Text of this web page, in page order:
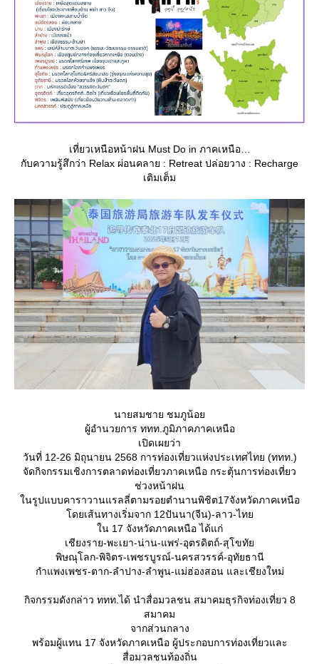
เที่ยวเหนือหน้าฝน Must Do in ภาคเหนือ
กับความรู้สึกว่า Relax ผ่อนคลาย : Retreat ปล่อยวาง : Recharge
เติมเต็ม
นายสมชาย ชมภูน้อ
ผู้อำนวยการ ททท.ภูมิภาคภาคเหนือ
เปิดเผยว่า
วันที่ 12-26 มิถุนายน 2568 การท่องเที่ยวแห่งประเทศไทย (ททท.)
จัดกิจกรรมเชิงการตลาดท่องเที่ยวภาคเหนือ กระตุ้นการท่องเที่ยว
ช่วงหน้าฝน
นรูปแบบคาราวานแรลลี่ตามรอยตำนานพิชิต17จังหวัดภาคเหนือ
ดยเส้นทางเริ่มจาก 12ปันนา(จีน)-ลาว-ไท
น 17 จังหวัดภาคเหนือ ได้แก่
เชียงราย-พะเยา-น่าน-แพร่-อุตรดิตถ์-สุโขทั
พิษณุโลก-พิจิตร-เพชรบูรณ์-นครสวรรค์-อุทัยธานี
กำแพงเพชร-ตาก-ลำปาง-ลำพูน-แม่ฮ่องสอน และเชียงใหม่
กิจกรรมดังกล่าว ททท.ได้ นำสื่อมวลชน สมาคมธุรกิจท่องเที่ยว 8
สมาคม
จากส่วนกลาง
พร้อมผู้แทน 17 จังหวัดภาคเหนือ ผู้ประกอบการท่องเที่ยวและ
สื่อมวลชนท้องถิ่น